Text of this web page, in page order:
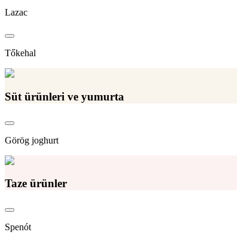
Lazac
Tőkehal
Süt ürünleri ve yumurta
Görög joghurt
Taze ürünler
Spenót